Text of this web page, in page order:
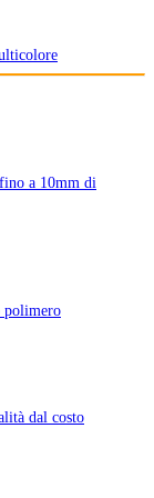
a 10mm di
polimero
dal costo